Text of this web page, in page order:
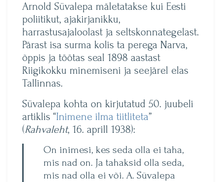
Arnold Süvalepa mäletatakse kui Eesti
poliitikut, ajakirjanikku,
harrastusajaloolast ja seltskonnategelast.
Pärast isa surma kolis ta perega Narva,
õppis ja töötas seal 1898 aastast
Riigikokku minemiseni ja seejärel elas
Tallinnas.
Süvalepa kohta on kirjutatud 50. juubeli
artiklis “Inimene ilma tiitliteta”
(Rahvaleht, 16. aprill 1938):
On inimesi, kes seda olla ei taha,
mis nad on. Ja tahaksid olla seda,
mis nad olla ei või. A. Süvalepa